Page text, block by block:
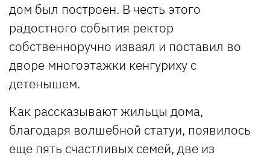
дом был построен. В честь этого
радостного события ректор
собственноручно изваял и поставил во
дворе многоэтажки кенгуриху с
детенышем.
Как рассказывают жильцы дома,
благодаря волшебной статуи, появилось
еще пять счастливых семей, две из